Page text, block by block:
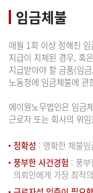
임금체불
매월 1회 이상 정해진
지급이 지체된 경우, 혹
지급받아야 할 금품(임
노동청에 임금체불에
에이원노무법인은 임금
근로자 또는 회사의 위
정확성 : 명확한 체불
풍부한 사건경험 : 풍
의뢰인에게 가장 최적